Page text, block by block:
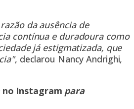
da ausência de
contínua e duradoura como
já estigmatizada, que
, declarou Nancy Andrighi,
no Instagram para